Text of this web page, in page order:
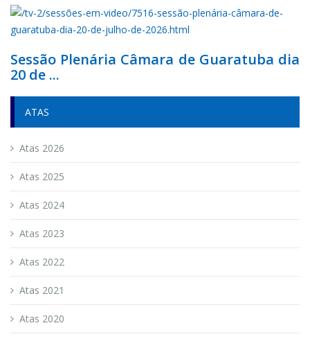
Sessão Plenária Câmara de Guaratuba dia
20 de ...
ATAS
Atas 2026
Atas 2025
Atas 2024
Atas 2023
Atas 2022
Atas 2021
Atas 2020